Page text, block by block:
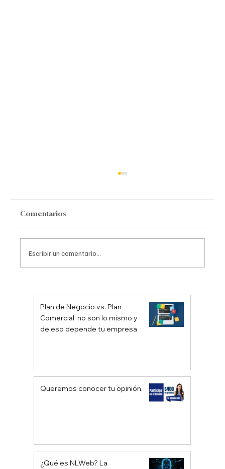
Ganar
Comentarios
Escribir un comentario...
Plan de Negocio vs. Plan
Comercial: no son lo mismo y
de eso depende tu empresa
Queremos conocer tu opinión.
¿Qué es NLWeb? La